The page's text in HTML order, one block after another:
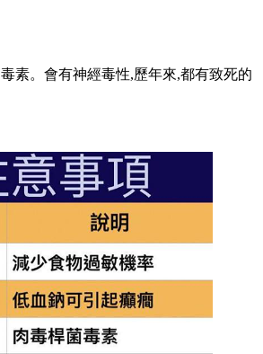
素。會有神經毒性,歷年來,都有致死的